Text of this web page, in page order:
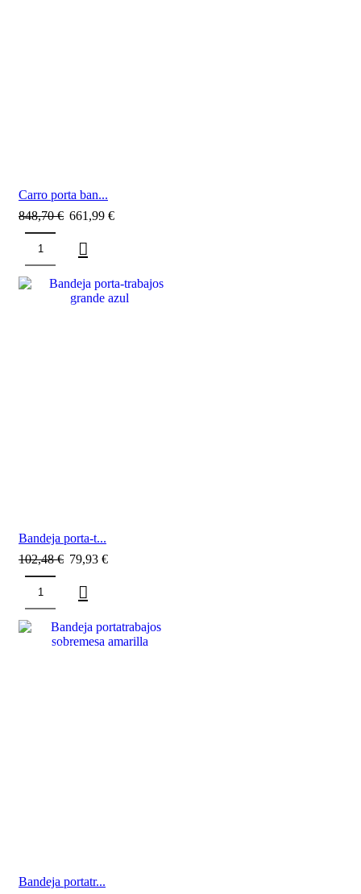
Carro porta ban...
848,70€ 661,99 €
SALE
Bandeja porta-t...
102,48€ 79,93 €
SALE
Bandeja portatr...